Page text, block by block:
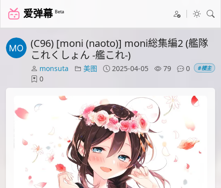
爱弹幕 Beta
(C96) [moni (naoto)] moni総集編2 (艦隊
これくしょん -艦これ-)
monsuta 美图 2025-04-05 79
0
0
#楼主